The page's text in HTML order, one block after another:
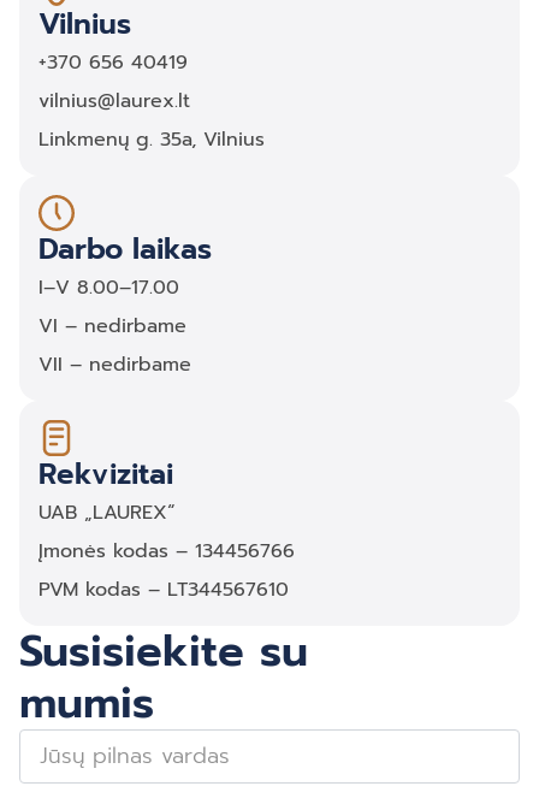
Vilnius
+370 656 40419
vilnius@laurex.lt
Linkmenų g. 35a, Vilnius
Darbo laikas
I–V 8.00–17.00
VI – nedirbame
VII – nedirbame
Rekvizitai
UAB „LAUREX“
Įmonės kodas – 134456766
PVM kodas – LT344567610
Susisiekite su
mumis